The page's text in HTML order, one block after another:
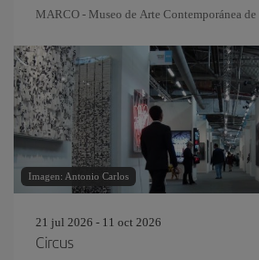
MARCO - Museo de Arte Contemporánea
Imagen: Antonio Carlos
21 jul 2026 - 11 oct 2026
Circus